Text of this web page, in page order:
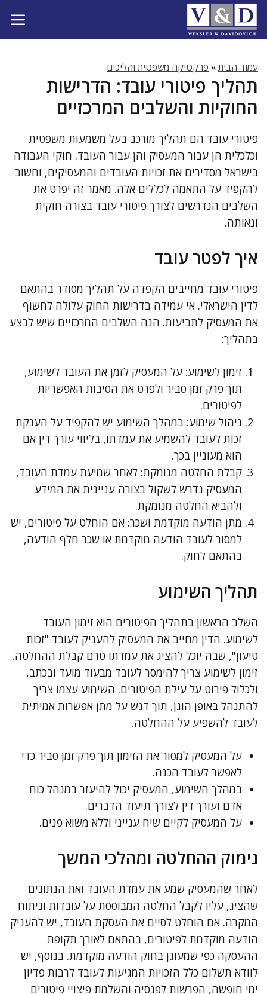
לדלג
לתוכן
עמוד הבית» פרקטיקה משפטית והליכים
תהליך פיטורי עובד: הדרישות
החוקיות והשלבים המרכזיים
פיטורי עובד הם תהליך מורכב בעל משמעות משפטית
וכלכלית הן עבור המעסיק והן עבור העובד. חוקי העבודה
בישראל מסדירים את זכויות העובדים והמעסיקים, וחשוב
להקפיד על התאמה לכללים אלה. מאמר זה יפרט את
השלבים הנדרשים לצורך פיטורי עובד בצורה חוקית
ונאותה.
איך לפטר עובד
פיטורי עובד מחייבים הקפדה על תהליך מסודר בהתאם
לדין הישראלי. אי עמידה בדרישות החוק עלולה לחשוף
את המעסיק לתביעות. הנה השלבים המרכזיים שיש לבצע
בתהליך:
זימון לשימוע: על המעסיק לזמן את העובד לשימוע,
תוך פרק זמן סביר ולפרט את הסיבות האפשריות
לפיטורים.
ניהול שימוע: במהלך השימוע יש להקפיד על הענקת
זכות לעובד להשמיע את עמדתו, בליווי עורך דין אם
הוא מעוניין בכך.
קבלת החלטה מנומקת: לאחר שמיעת עמדת העובד,
המעסיק נדרש לשקול בצורה עניינית את המידע
ולהביא החלטה מנומקת.
מתן הודעה מוקדמת ושכר: אם הוחלט על פיטורים, יש
למסור לעובד הודעה מוקדמת או שכר חלף הודעה,
בהתאם לחוק.
תהליך השימוע
השלב הראשון בתהליך הפיטורים הוא זימון העובד
לשימוע. הדין מחייב את המעסיק להעניק לעובד "זכות
טיעון", שבה יוכל להציג את עמדתו טרם קבלת ההחלטה.
זימון לשימוע צריך להימסר לעובד מבעוד מועד ובכתב,
ולכלול פירוט על עילת הפיטורים. השימוע עצמו צריך
להתנהל באופן הוגן, תוך דגש על מתן אפשרות אמיתית
לעובד להשפיע על ההחלטה.
על המעסיק למסור את הזימון תוך פרק זמן סביר כדי
לאפשר לעובד הכנה.
במהלך השימוע, המעסיק יכול להיעזר במנהל כוח
אדם ועורך דין לצורך תיעוד הדברים.
על המעסיק לקיים שיח ענייני וללא משוא פנים.
נימוק ההחלטה ומהלכי המשך
לאחר שהמעסיק שמע את עמדת העובד ואת הנתונים
שהציג, עליו לקבל החלטה המבוססת על עובדות וניתוח
המקרה. אם הוחלט לסיים את העסקת העובד, יש להעניק
הודעה מוקדמת לפיטורים, בהתאם לאורך תקופת
ההעסקה כפי שמעוגן בחוק הודעה מוקדמת. בנוסף, יש
לוודא תשלום כלל הזכויות המגיעות לעובד לרבות פדיון
ימי חופשה, הפרשות לפנסיה והשלמת פיצויי פיטורים